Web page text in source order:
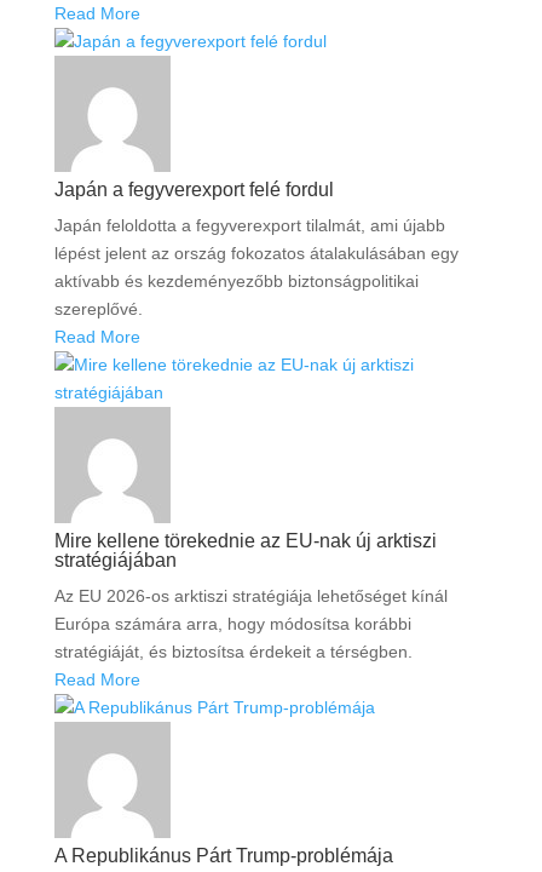
Read More
Japán a fegyverexport felé fordul
Japán feloldotta a fegyverexport tilalmát, ami újabb
lépést jelent az ország fokozatos átalakulásában egy
aktívabb és kezdeményezőbb biztonságpolitikai
szereplővé.
Read More
Mire kellene törekednie az EU-nak új arktiszi
stratégiájában
Az EU 2026-os arktiszi stratégiája lehetőséget kínál
Európa számára arra, hogy módosítsa korábbi
stratégiáját, és biztosítsa érdekeit a térségben.
Read More
A Republikánus Párt Trump-problémája